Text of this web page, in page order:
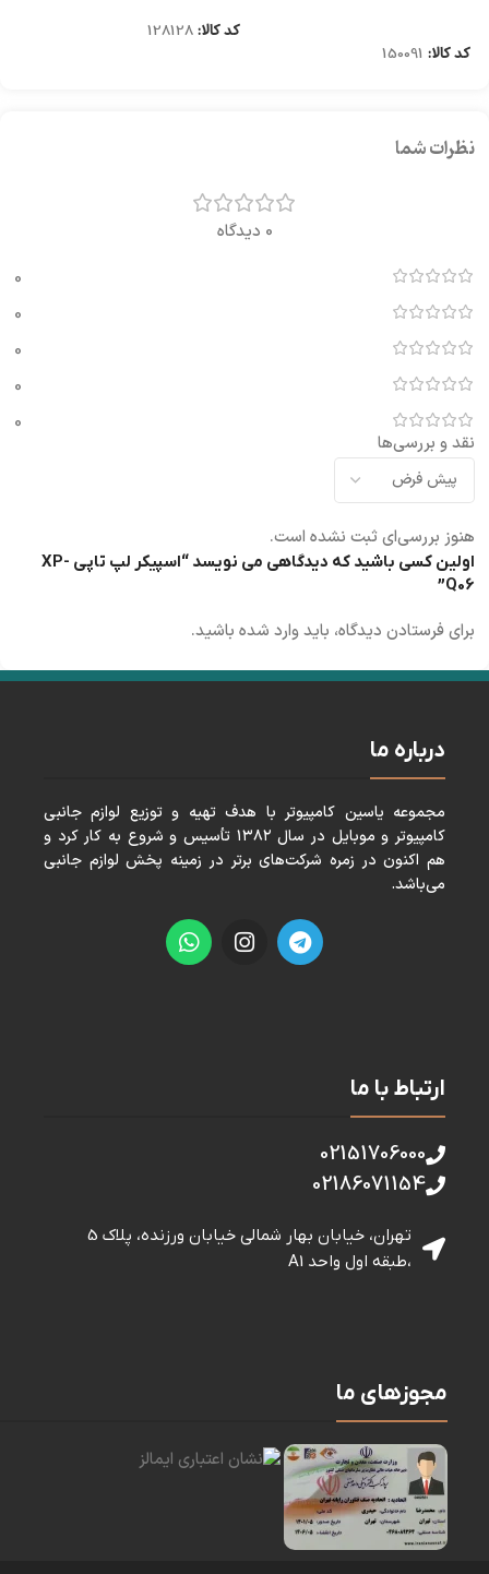
کد کالا: 150091
کد کالا:128128
نظرات شما
0 دیدگاه
0
0
0
0
0
نقد و بررسی‌ها
هنوز بررسی‌ای ثبت نشده است.
اولین کسی باشید که دیدگاهی می نویسد “اسپیکر لپ تاپی XP-
Q06”
برای فرستادن دیدگاه، بایدوارد شده باشید.
درباره ما
مجموعه ياسين كامپيوتر با هدف تهيه و توزيع لوازم جانبی
كامپيوتر و موبايل در سال ١٣٨٢ تأسيس و شروع به كار كرد و
هم اكنون در زمره شركت‌های برتر در زمينه پخش لوازم جانبی
می‌باشد.
ارتباط با ما
02151706000
02186071154
تهران، خیابان بهار شمالی خيابان ورزنده، پلاک 5
،طبقه اول واحد A1
مجوزهای ما